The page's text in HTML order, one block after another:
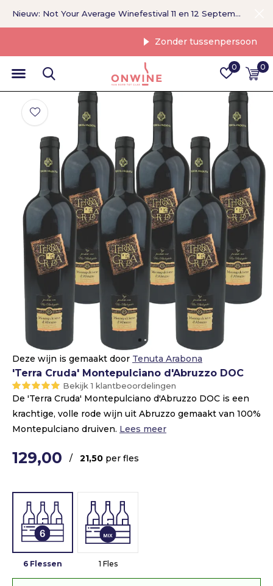
0 0
Zonder tussenpersoon
Nieuw: Not Your Average Winefestival 11 en 12 September >
Deze wijn is gemaakt door Tenuta Arabona
'Terra Cruda' Montepulciano d'Abruzzo DOC
Bekijk 1 klantbeoordelingen
De 'Terra Cruda' Montepulciano d'Abruzzo DOC is een
krachtige, volle rode wijn uit Abruzzo gemaakt van 100%
Montepulciano druiven. Lees meer
129,00 / 21,50 per fles
6 Flessen 1 Fles